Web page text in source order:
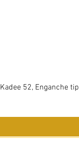
Kadee 52, Enganche